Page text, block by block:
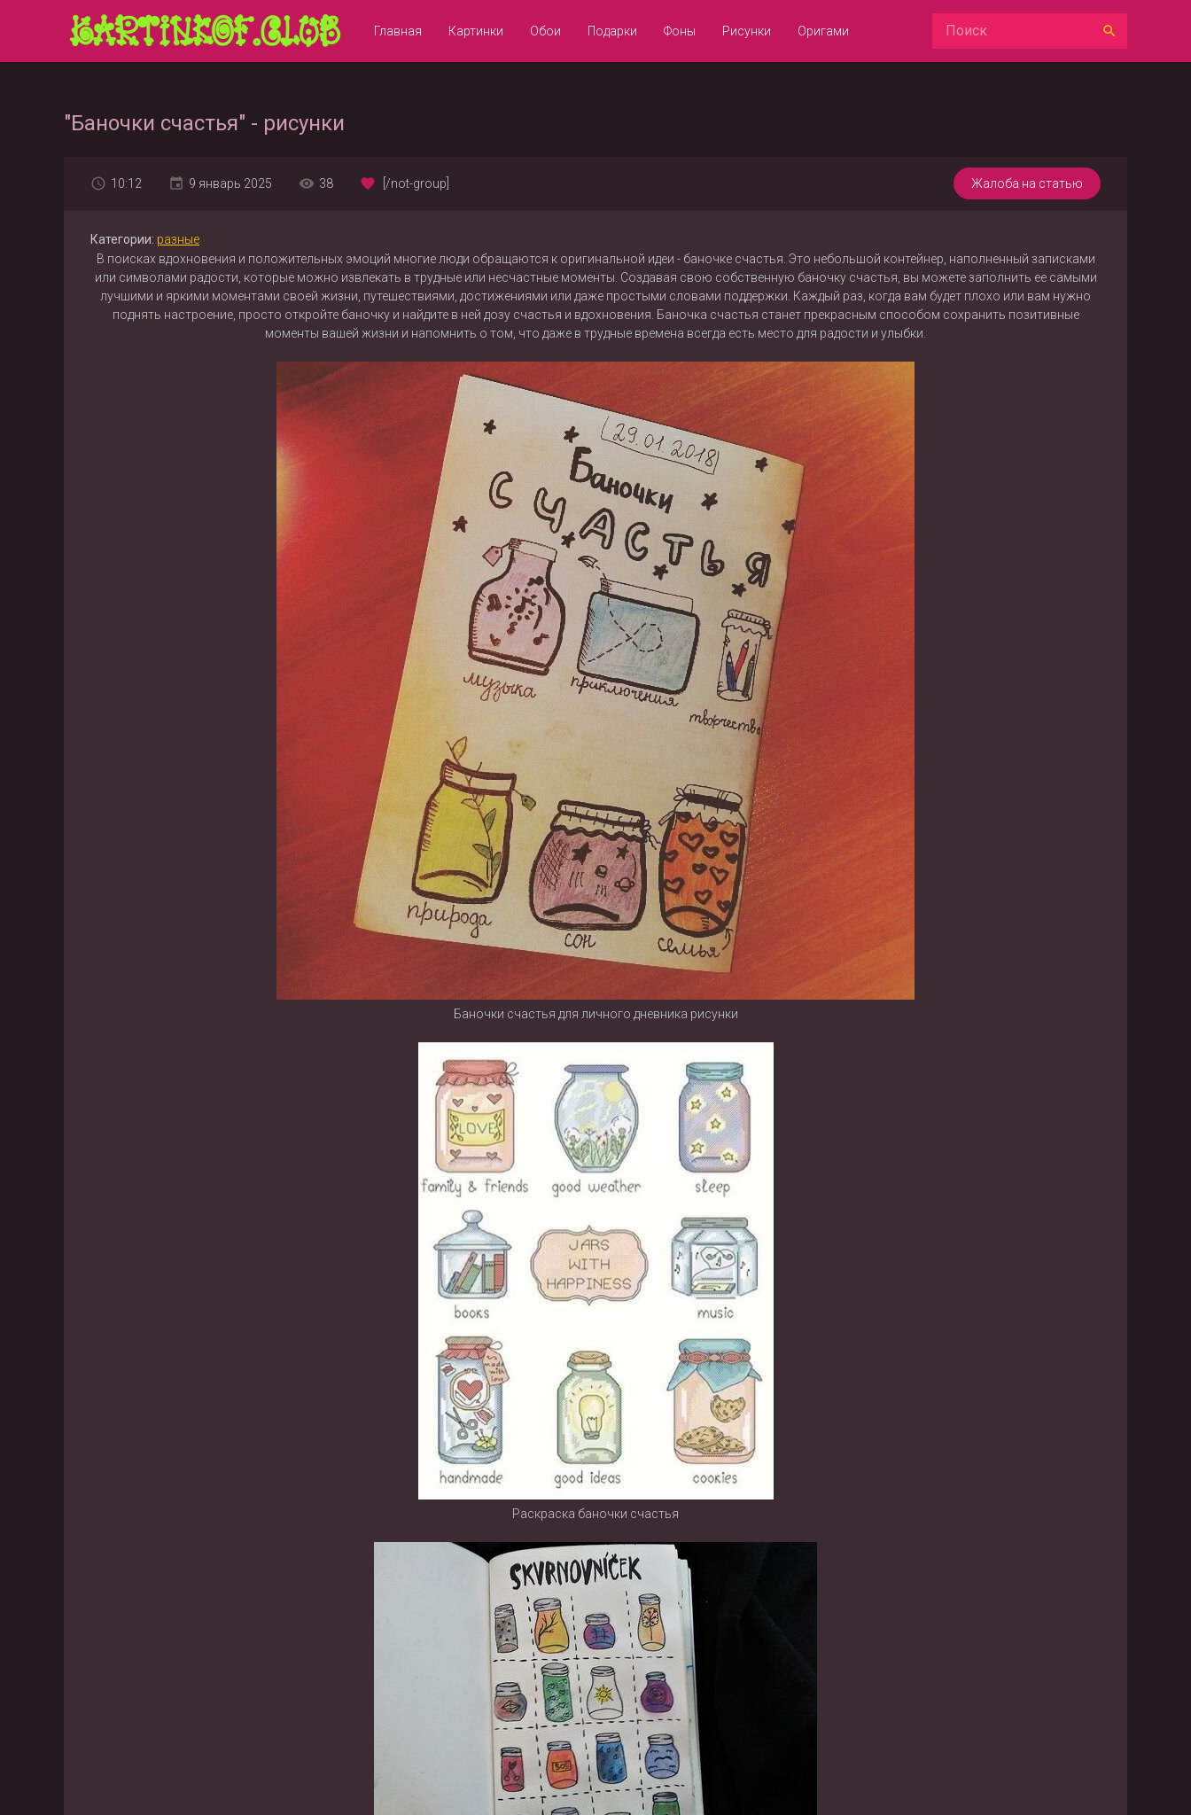
Главная Картинки Обои Подарки Фоны Рисунки Оригами
"Баночки счастья" - рисунки
Жалоба на статью
10:12 9 январь 2025 38 [/not-group]
Категории: разные
В поисках вдохновения и положительных эмоций многие люди обращаются к оригинальной идеи - баночке счастья. Это небольшой контейнер, наполненный записками
или символами радости, которые можно извлекать в трудные или несчастные моменты. Создавая свою собственную баночку счастья, вы можете заполнить ее самыми
лучшими и яркими моментами своей жизни, путешествиями, достижениями или даже простыми словами поддержки. Каждый раз, когда вам будет плохо или вам нужно
поднять настроение, просто откройте баночку и найдите в ней дозу счастья и вдохновения. Баночка счастья станет прекрасным способом сохранить позитивные
моменты вашей жизни и напомнить о том, что даже в трудные времена всегда есть место для радости и улыбки.
Баночки счастья для личного дневника рисунки
Раскраска баночки счастья